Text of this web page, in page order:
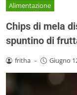
Alimentazione
Chips di mela
spuntino di
fritha - Giugno